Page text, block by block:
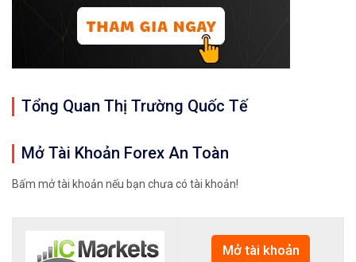
Tổng Quan Thị Trường Quốc Tế
Mở Tài Khoản Forex An Toàn
Bấm mở tài khoản nếu bạn chưa có tài khoản!
Mở tài khoản